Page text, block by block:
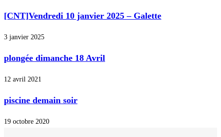
[CNT]Vendredi 10 janvier 2025 – Galette
3 janvier 2025
plongée dimanche 18 Avril
12 avril 2021
piscine demain soir
19 octobre 2020